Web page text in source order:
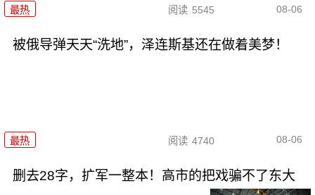
最热 阅读 5545 08-06
被俄导弹天天“洗地”，泽连斯基还在做着美梦！
最热 阅读 4740 08-06
删去28字，扩军一整本！高市的把戏骗不了东大